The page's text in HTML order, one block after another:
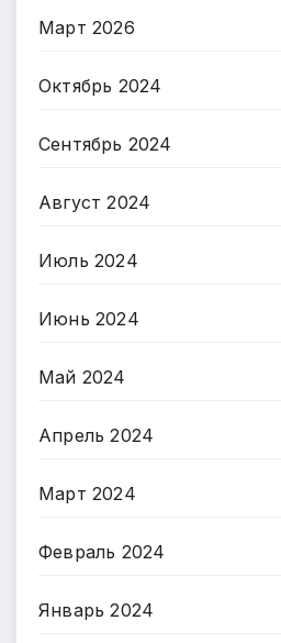
Март 2026
Октябрь 2024
Сентябрь 2024
Август 2024
Июль 2024
Июнь 2024
Май 2024
Апрель 2024
Март 2024
Февраль 2024
Январь 2024